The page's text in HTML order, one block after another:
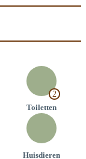
2
Toiletten
Huisdieren